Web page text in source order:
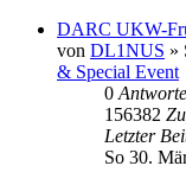
DARC UKW-
von DL1NUS »
& Special Event
0
156382
Letzter
So 30.